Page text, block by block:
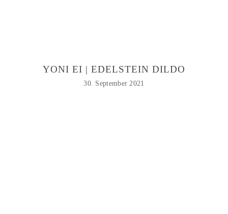
YONI EI | EDELSTEIN DILDO
30. September 2021